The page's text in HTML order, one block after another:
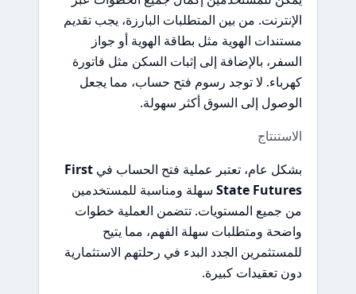
الإنترنت. من بين المتطلبات البارزة، يجب تقديم
مستندات الهوية مثل بطاقة الهوية أو جواز
السفر، بالإضافة إلى إثبات السكن مثل فاتورة
كهرباء. لا توجد رسوم فتح حساب، مما يجعل
الوصول إلى السوق أكثر سهولة.
الاستنتاج
بشكل عام، تعتبر عملية فتح الحساب فيFirst
State Futures سهلة ومناسبة للمستخدمين
من جميع المستويات. تتضمن العملية خطوات
واضحة ومتطلبات سهلة الفهم، مما يتيح
للمستثمرين الجدد البدء في رحلتهم الاستثمارية
دون تعقيدات كبيرة.